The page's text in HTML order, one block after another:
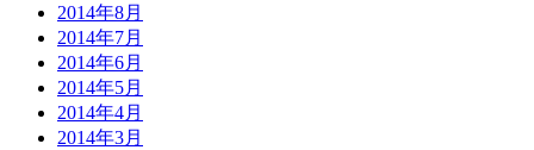
2014年8月
2014年7月
2014年6月
2014年5月
2014年4月
2014年3月